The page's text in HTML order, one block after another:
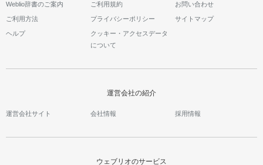
Weblio辞書のご案内 ご利用規約 お問い合わせ
ご利用方法 プライバシーポリシー サイトマップ
ヘルプ
クッキー・アクセスデータ
について
運営会社の紹介
運営会社サイト 会社情報 採用情報
ウェブリオのサービス